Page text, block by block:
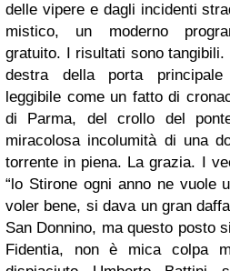
delle vipere e dagli incidenti
mistico, un moderno
gratuito. I risultati sono
destra della porta
leggibile come un fatto di
di Parma, del crollo del
miracolosa incolumità di una
torrente in piena. La grazia. I
“lo Stirone ogni anno ne vuole
voler bene, si dava un gran
San Donnino, ma questo posto
Fidentia, non è mica colpa